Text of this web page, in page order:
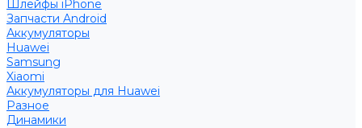
Шлейфы iPhone
Запчасти Android
Аккумуляторы
Huawei
Samsung
Xiaomi
Аккумуляторы для Huawei
Разное
Динамики